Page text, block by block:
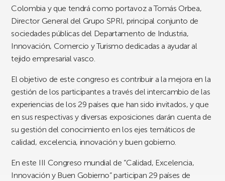
Colombia y que tendrá como portavoz a Tomás Orbea,
Director General del Grupo SPRI, principal conjunto de
sociedades públicas del Departamento de Industria,
Innovación, Comercio y Turismo dedicadas a ayudar al
tejido empresarial vasco.
El objetivo de este congreso es contribuir a la mejora en la
gestión de los participantes a través del intercambio de las
experiencias de los 29 países que han sido invitados, y que
en sus respectivas y diversas exposiciones darán cuenta de
su gestión del conocimiento en los ejes temáticos de
calidad, excelencia, innovación y buen gobierno.
En este III Congreso mundial de “Calidad, Excelencia,
Innovación y Buen Gobierno” participan 29 países de